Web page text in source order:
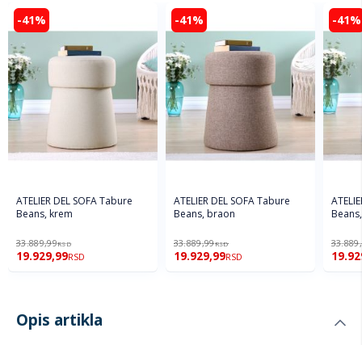
-41%
ATELIER DEL SOFA Tabure
Beans, krem
33.889,99RSD
19.929,99RSD
-41%
ATELIER DEL SOFA Tabure
Beans, braon
33.889,99RSD
19.929,99RSD
-41%
Opis artikla